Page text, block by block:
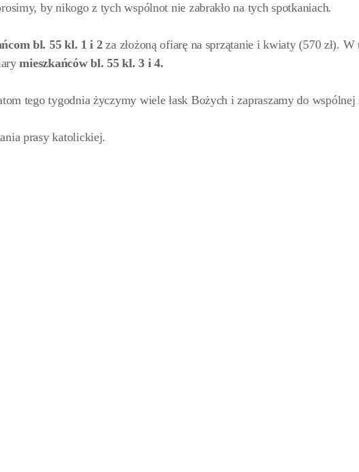
by nikogo z tych wspólnot nie zabrakło na tych spotkaniach.
bl. 55 kl. 1 i 2za złożoną ofiarę na sprzątanie i kwiaty (570 zł). W
mieszkańców bl. 55 kl. 3 i 4.
tego tygodnia życzymy wiele łask Bożych i zapraszamy do
prasy katolickiej.